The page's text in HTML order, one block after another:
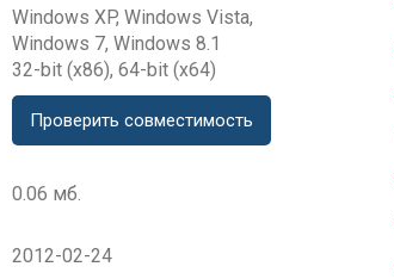
Windows XP, Windows Vista,
Windows 7, Windows 8.1
32-bit (x86), 64-bit (x64)
Проверить совместимость
0.06 мб.
2012-02-24